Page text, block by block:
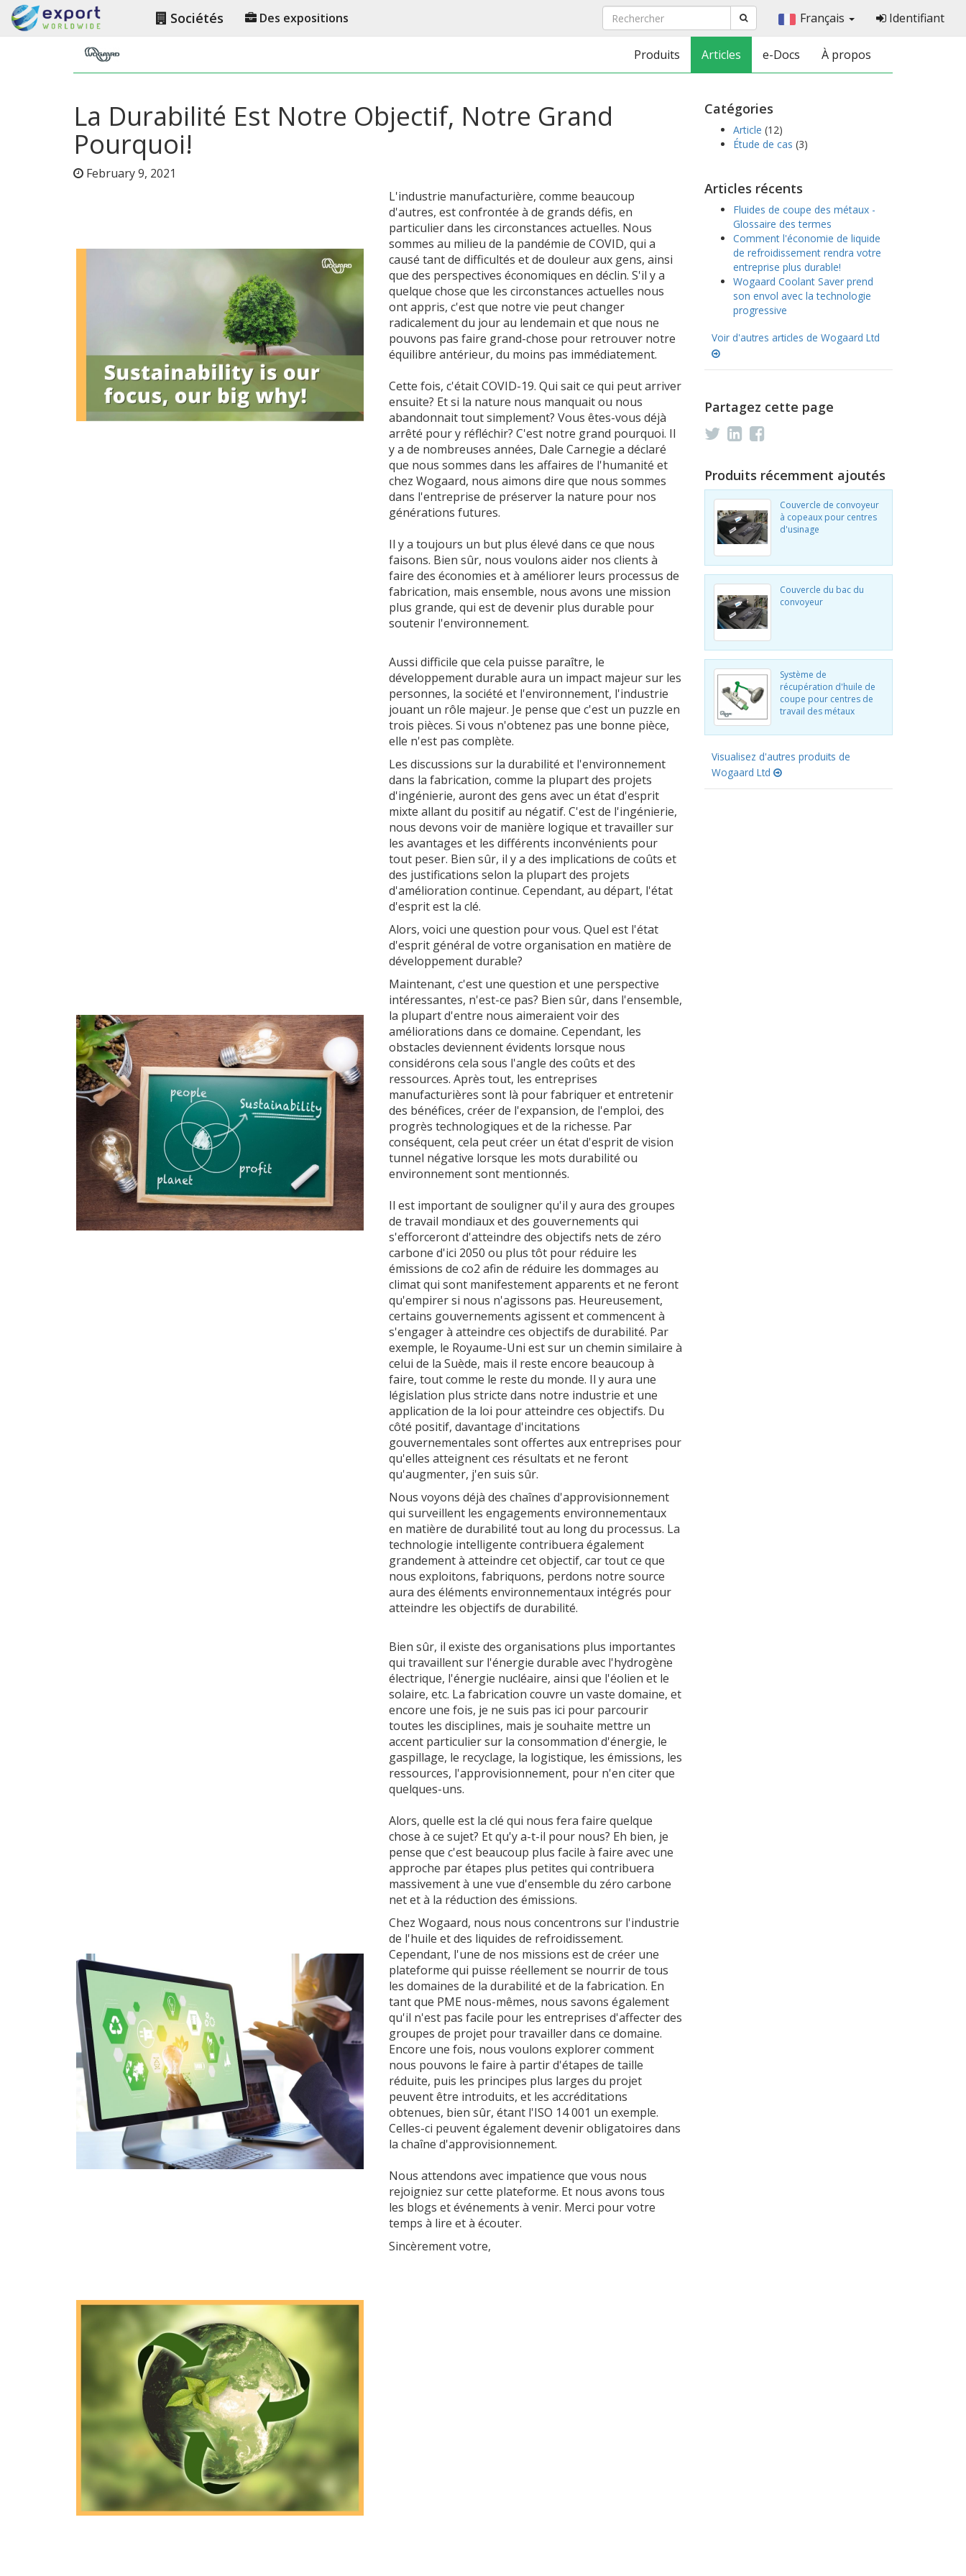
Sociétés Des expositions Français Identifiant
Produits Articles e-Docs À propos
La Durabilité Est Notre Objectif, Notre Grand
Pourquoi!
February 9, 2021
L'industrie manufacturière, comme beaucoup
d'autres, est confrontée à de grands défis, en
particulier dans les circonstances actuelles. Nous
sommes au milieu de la pandémie de COVID, qui a
causé tant de difficultés et de douleur aux gens, ainsi
que des perspectives économiques en déclin. S'il y a
quelque chose que les circonstances actuelles nous
ont appris, c'est que notre vie peut changer
radicalement du jour au lendemain et que nous ne
pouvons pas faire grand-chose pour retrouver notre
équilibre antérieur, du moins pas immédiatement.
Cette fois, c'était COVID-19. Qui sait ce qui peut arriver
ensuite? Et si la nature nous manquait ou nous
abandonnait tout simplement? Vous êtes-vous déjà
arrêté pour y réfléchir? C'est notre grand pourquoi. Il
y a de nombreuses années, Dale Carnegie a déclaré
que nous sommes dans les affaires de l'humanité et
chez Wogaard, nous aimons dire que nous sommes
dans l'entreprise de préserver la nature pour nos
générations futures.
Il y a toujours un but plus élevé dans ce que nous
faisons. Bien sûr, nous voulons aider nos clients à
faire des économies et à améliorer leurs processus de
fabrication, mais ensemble, nous avons une mission
plus grande, qui est de devenir plus durable pour
soutenir l'environnement.
Aussi difficile que cela puisse paraître, le
développement durable aura un impact majeur sur les
personnes, la société et l'environnement, l'industrie
jouant un rôle majeur. Je pense que c'est un puzzle en
trois pièces. Si vous n'obtenez pas une bonne pièce,
elle n'est pas complète.
Les discussions sur la durabilité et l'environnement
dans la fabrication, comme la plupart des projets
d'ingénierie, auront des gens avec un état d'esprit
mixte allant du positif au négatif. C'est de l'ingénierie,
nous devons voir de manière logique et travailler sur
les avantages et les différents inconvénients pour
tout peser. Bien sûr, il y a des implications de coûts et
des justifications selon la plupart des projets
d'amélioration continue. Cependant, au départ, l'état
d'esprit est la clé.
Alors, voici une question pour vous. Quel est l'état
d'esprit général de votre organisation en matière de
développement durable?
Maintenant, c'est une question et une perspective
intéressantes, n'est-ce pas? Bien sûr, dans l'ensemble,
la plupart d'entre nous aimeraient voir des
améliorations dans ce domaine. Cependant, les
obstacles deviennent évidents lorsque nous
considérons cela sous l'angle des coûts et des
ressources. Après tout, les entreprises
manufacturières sont là pour fabriquer et entretenir
des bénéfices, créer de l'expansion, de l'emploi, des
progrès technologiques et de la richesse. Par
conséquent, cela peut créer un état d'esprit de vision
tunnel négative lorsque les mots durabilité ou
environnement sont mentionnés.
Il est important de souligner qu'il y aura des groupes
de travail mondiaux et des gouvernements qui
s'efforceront d'atteindre des objectifs nets de zéro
carbone d'ici 2050 ou plus tôt pour réduire les
émissions de co2 afin de réduire les dommages au
climat qui sont manifestement apparents et ne feront
qu'empirer si nous n'agissons pas. Heureusement,
certains gouvernements agissent et commencent à
s'engager à atteindre ces objectifs de durabilité. Par
exemple, le Royaume-Uni est sur un chemin similaire à
celui de la Suède, mais il reste encore beaucoup à
faire, tout comme le reste du monde. Il y aura une
législation plus stricte dans notre industrie et une
application de la loi pour atteindre ces objectifs. Du
côté positif, davantage d'incitations
gouvernementales sont offertes aux entreprises pour
qu'elles atteignent ces résultats et ne feront
qu'augmenter, j'en suis sûr.
Nous voyons déjà des chaînes d'approvisionnement
qui surveillent les engagements environnementaux
en matière de durabilité tout au long du processus. La
technologie intelligente contribuera également
grandement à atteindre cet objectif, car tout ce que
nous exploitons, fabriquons, perdons notre source
aura des éléments environnementaux intégrés pour
atteindre les objectifs de durabilité.
Bien sûr, il existe des organisations plus importantes
qui travaillent sur l'énergie durable avec l'hydrogène
électrique, l'énergie nucléaire, ainsi que l'éolien et le
solaire, etc. La fabrication couvre un vaste domaine, et
encore une fois, je ne suis pas ici pour parcourir
toutes les disciplines, mais je souhaite mettre un
accent particulier sur la consommation d'énergie, le
gaspillage, le recyclage, la logistique, les émissions, les
ressources, l'approvisionnement, pour n'en citer que
quelques-uns.
Alors, quelle est la clé qui nous fera faire quelque
chose à ce sujet? Et qu'y a-t-il pour nous? Eh bien, je
pense que c'est beaucoup plus facile à faire avec une
approche par étapes plus petites qui contribuera
massivement à une vue d'ensemble du zéro carbone
net et à la réduction des émissions.
Chez Wogaard, nous nous concentrons sur l'industrie
de l'huile et des liquides de refroidissement.
Cependant, l'une de nos missions est de créer une
plateforme qui puisse réellement se nourrir de tous
les domaines de la durabilité et de la fabrication. En
tant que PME nous-mêmes, nous savons également
qu'il n'est pas facile pour les entreprises d'affecter des
groupes de projet pour travailler dans ce domaine.
Encore une fois, nous voulons explorer comment
nous pouvons le faire à partir d'étapes de taille
réduite, puis les principes plus larges du projet
peuvent être introduits, et les accréditations
obtenues, bien sûr, étant l'ISO 14 001 un exemple.
Celles-ci peuvent également devenir obligatoires dans
la chaîne d'approvisionnement.
Nous attendons avec impatience que vous nous
rejoigniez sur cette plateforme. Et nous avons tous
les blogs et événements à venir. Merci pour votre
temps à lire et à écouter.
Sincèrement votre,
Catégories
Article (12)
Étude de cas (3)
Articles récents
Fluides de coupe des métaux -
Glossaire des termes
Comment l'économie de liquide
de refroidissement rendra votre
entreprise plus durable!
Wogaard Coolant Saver prend
son envol avec la technologie
progressive
Voir d'autres articles de Wogaard Ltd
Partagez cette page
Produits récemment ajoutés
Couvercle de convoyeur
à copeaux pour centres
d'usinage
Couvercle du bac du
convoyeur
Système de
récupération d'huile de
coupe pour centres de
travail des métaux
Visualisez d'autres produits de
Wogaard Ltd